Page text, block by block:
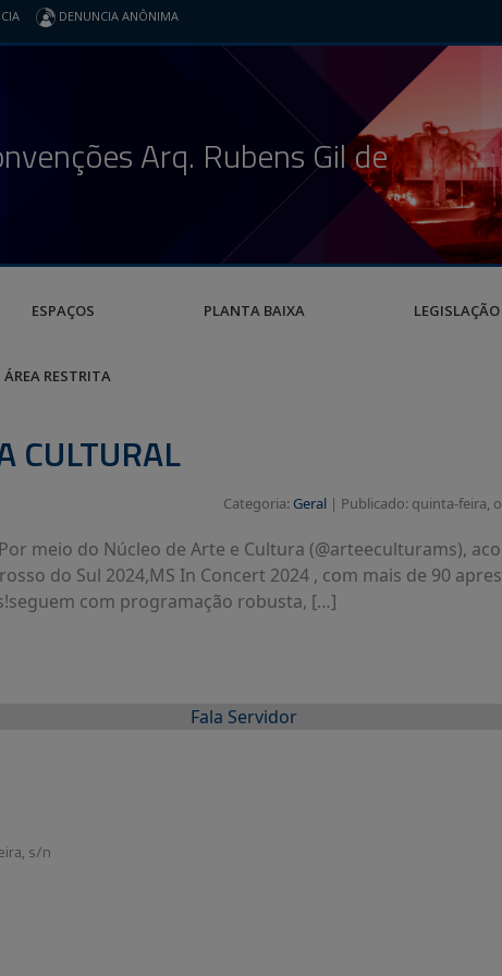
DENUNCIA ANÔNIMA
Arq. Rubens Gil de
ESPAÇOS PLANTA BAIXA LEGISLAÇÃO
ÁREA RESTRITA
CULTURAL
Categoria: Geral | Publicado: quinta-feira,
meio do Núcleo de Arte e Cultura (@arteeculturams),
do Sul 2024,MS In Concert 2024 , com mais de 90
com programação robusta, […]
Fala Servidor
s/n